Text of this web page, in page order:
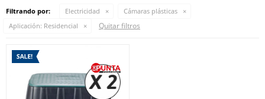
Filtrando por: Electricidad
Cámaras plásticas
Aplicación: Residencial Quitar filtros